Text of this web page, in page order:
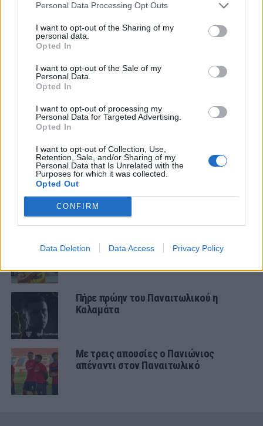
Personal Data Processing Opt Outs
I want to opt-out of the Sharing of my
personal data.
Opted In
I want to opt-out of the Sale of my
Personal Data.
Opted In
I want to opt-out of processing my
Personal Data for Targeted Advertising.
Opted In
I want to opt-out of Collection, Use,
Retention, Sale, and/or Sharing of my
Personal Data that Is Unrelated with the
Purposes for which it was collected.
Opted Out
CONFIRM
Data Deletion Data Access Privacy Policy
με Τρουά και Καλαμάτα
Αλλάζει όνομα ο Βόλος
ΕΙΔΗΣΕΙΣ
Αλλάζει όνομα ο Βόλος
Στον ΑΠΟΕΛ ο Πέρες
Πήρε πρώην του Παναιτωλικού η
Καλαμάτα
Με τρεις απουσίες ο Πανιώνιος
απέναντι στον Παναιτωλικό